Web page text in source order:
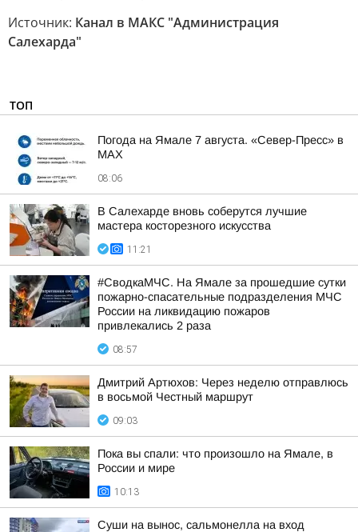
Источник: Канал в МАКС "Администрация
Салехарда"
ТОП
Погода на Ямале 7 августа. «Север-Пресс» в
MAX
08:06
В Салехарде вновь соберутся лучшие
мастера косторезного искусства
11:21
#СводкаМЧС. На Ямале за прошедшие сутки
пожарно-спасательные подразделения МЧС
России на ликвидацию пожаров
привлекались 2 раза
08:57
Дмитрий Артюхов: Через неделю отправлюсь
в восьмой Честный маршрут
09:03
Пока вы спали: что произошло на Ямале, в
России и мире
10:13
Суши на вынос, сальмонелла на вход